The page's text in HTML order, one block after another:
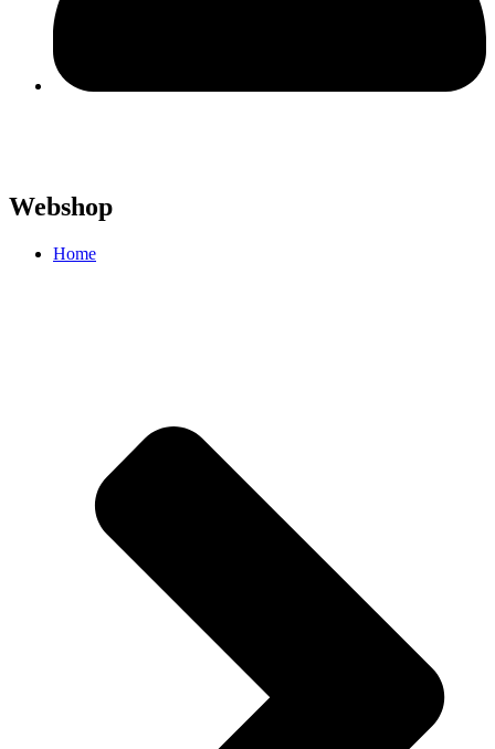
Webshop
Home